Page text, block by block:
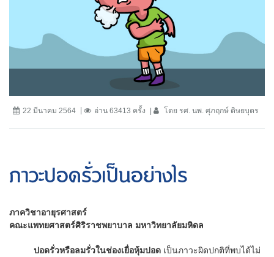
22 มีนาคม 2564 อ่าน 63413 ครั้ง โดย รศ. นพ. ศุภฤกษ์ ดิษยบุตร
ภาวะปอดรั่วเป็นอย่างไร
ภาควิชาอายุรศาสตร์
คณะแพทยศาสตร์ศิริราชพยาบาล มหาวิทยาลัยมหิดล
ปอดรั่วหรือลมรั่วในช่องเยื่อหุ้มปอด เป็นภาวะผิดปกติที่พบได้ไม่